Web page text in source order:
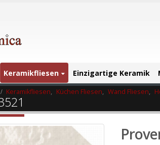
Keramikfliesen Einzigartige Keramik
Keramikfliesen, Küchen Fliesen, Wand Fliesen,